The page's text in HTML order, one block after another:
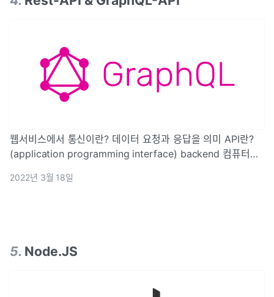
웹서비스에서 통신이란? 데이터 요청과 응답을 의미 API란?
(application programming interface) backend 컴퓨터에
2022년 3월 18일
5. Node.JS